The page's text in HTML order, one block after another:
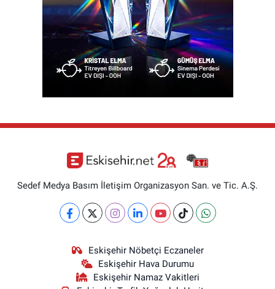
Sedef Medya Basım İletişim Organizasyon San. ve Tic. A.Ş.
Eskişehir Nöbetçi Eczaneler
Eskişehir Hava Durumu
Eskişehir Namaz Vakitleri